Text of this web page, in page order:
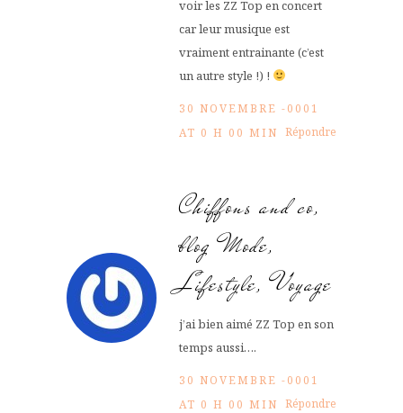
voir les ZZ Top en concert
car leur musique est
vraiment entrainante (c’est
un autre style !) !
30 NOVEMBRE -0001
AT 0 H 00 MIN Répondre
Chiffons and co,
blog Mode,
Lifestyle, Voyage
j’ai bien aimé ZZ Top en son
temps aussi….
30 NOVEMBRE -0001
AT 0 H 00 MIN Répondre